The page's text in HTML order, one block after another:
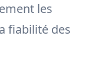
les
fiabilité des